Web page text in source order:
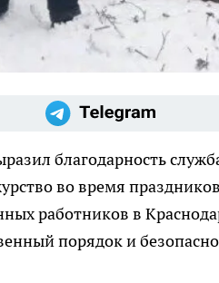
благодарность
во время
работников в
порядок и